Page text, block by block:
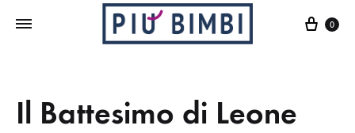
Cart
0
Il Battesimo di Leone